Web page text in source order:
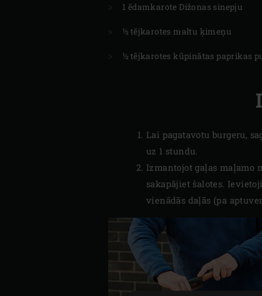
1 ēdamkarote Dižonas sinepju
½ tējkarotes maltu ķimeņu
½ tējkarotes kūpinātas paprikas
Lai pagatavotu burgeru,
uz 1 stundu.
Izmantojot gaļas maļamo
sakapājiet šalotes.
vienādās daļās (pa